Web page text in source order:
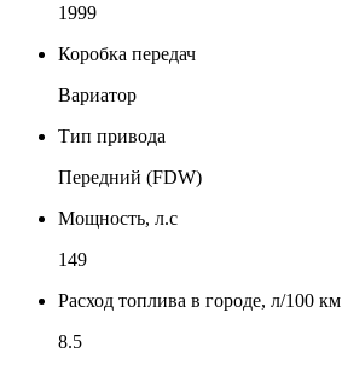
1999
Коробка передач
Вариатор
Тип привода
Передний (FDW)
Мощность, л.с
149
Расход топлива в городе, л/100 км
8.5